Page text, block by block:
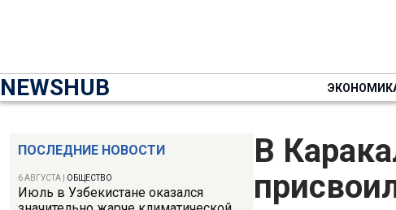
NEWSHUB
ПОСЛЕДНИЕ НОВОСТИ
6 АВГУСТА ОБЩЕСТВО
Июль в Узбекистане оказался
В